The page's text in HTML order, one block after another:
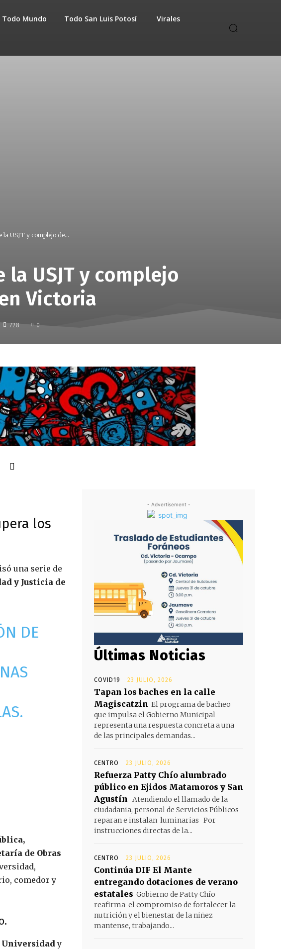
Todo Mundo Todo San Luis Potosí
Virales
USJT y complejo de...
USJT y complejo
Victoria
728 0
los
una serie de
y Justicia de
DE
de Obras
comedor y
Universidady
- Advertisement -
Últimas Noticias
COVID19 23 JULIO, 2026
Tapan los baches en la calle
Magiscatzin El programa de bacheo
que impulsa el Gobierno Municipal
representa una respuesta concreta a una
de las principales demandas...
CENTRO 23 JULIO, 2026
Refuerza Patty Chío alumbrado
público en Ejidos Matamoros y San
Agustín Atendiendo el llamado de la
ciudadania, personal de Servicios Públicos
reparan e instalan luminarias Por
instrucciones directas de la...
CENTRO 23 JULIO, 2026
Continúa DIF El Mante
entregando dotaciones de verano
estatales Gobierno de Patty Chío
reafirma el compromiso de fortalecer la
nutrición y el bienestar de la niñez
mantense, trabajando...